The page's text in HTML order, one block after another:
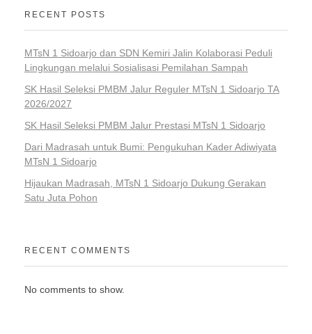
RECENT POSTS
MTsN 1 Sidoarjo dan SDN Kemiri Jalin Kolaborasi Peduli
Lingkungan melalui Sosialisasi Pemilahan Sampah
SK Hasil Seleksi PMBM Jalur Reguler MTsN 1 Sidoarjo TA
2026/2027
SK Hasil Seleksi PMBM Jalur Prestasi MTsN 1 Sidoarjo
Dari Madrasah untuk Bumi: Pengukuhan Kader Adiwiyata
MTsN 1 Sidoarjo
Hijaukan Madrasah, MTsN 1 Sidoarjo Dukung Gerakan
Satu Juta Pohon
RECENT COMMENTS
No comments to show.